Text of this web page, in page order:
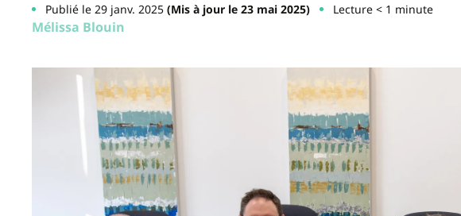
Publié le 29 janv. 2025(Mis à jour le 23 mai 2025) Lecture < 1 minute
Mélissa Blouin